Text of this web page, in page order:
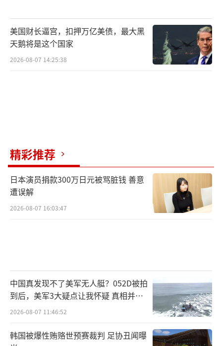
美国财长逼宫，扣押万亿美债，最大黑
天鹅将是这个国家
2026-08-07 14:25:38
精彩推荐
日本演员捐款300万日元被骂脏钱 善意
遭误解
2026-08-07 16:03:47
中国真发现不了美军无人艇？052D被拍
到后，美军3大疑点让我怀疑 真相并非
如此
2026-08-07 11:46:52
韩国被爆性贿赂世预赛裁判 足协丑闻曝